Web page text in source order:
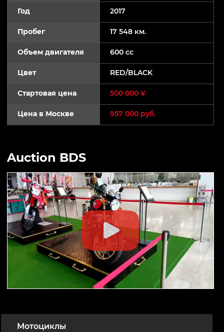
Мотоциклы
Год 2017
Пробег 17 548 км.
Объем двигателя 600 cc
Цвет RED/BLACK
Стартовая цена 500 000 ¥
Цена в Москве 957 000 руб.
Auction BDS